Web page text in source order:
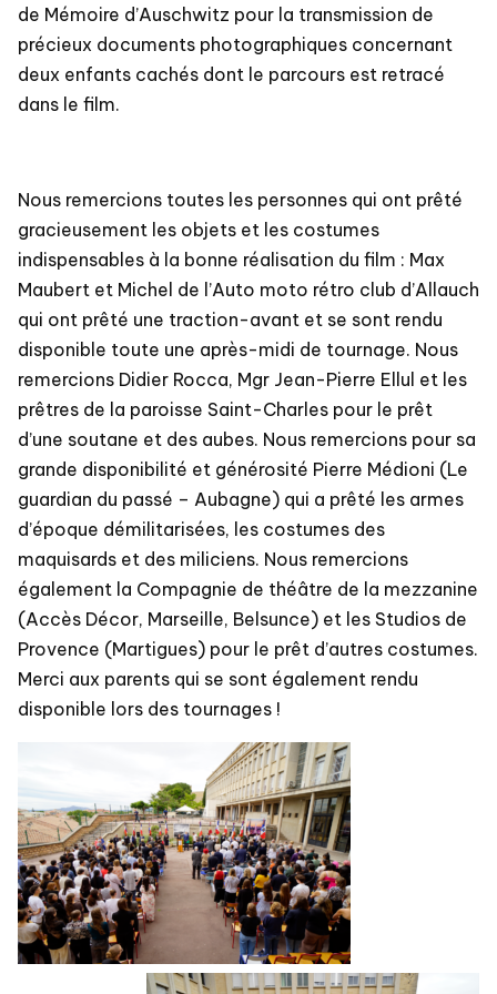
de Mémoire d’Auschwitz pour la transmission de
précieux documents photographiques concernant
deux enfants cachés dont le parcours est retracé
dans le film.
Nous remercions toutes les personnes qui ont prêté
gracieusement les objets et les costumes
indispensables à la bonne réalisation du film : Max
Maubert et Michel de l’Auto moto rétro club d’Allauch
qui ont prêté une traction-avant et se sont rendu
disponible toute une après-midi de tournage. Nous
remercions Didier Rocca, Mgr Jean-Pierre Ellul et les
prêtres de la paroisse Saint-Charles pour le prêt
d’une soutane et des aubes. Nous remercions pour sa
grande disponibilité et générosité Pierre Médioni (Le
guardian du passé – Aubagne) qui a prêté les armes
d’époque démilitarisées, les costumes des
maquisards et des miliciens. Nous remercions
également la Compagnie de théâtre de la mezzanine
(Accès Décor, Marseille, Belsunce) et les Studios de
Provence (Martigues) pour le prêt d’autres costumes.
Merci aux parents qui se sont également rendu
disponible lors des tournages !